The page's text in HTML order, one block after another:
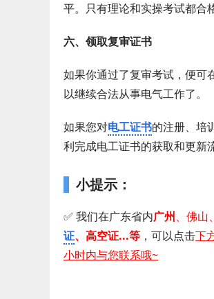
平。只有理论和实操考试都合
六、领取复审证书
如果你通过了复审考试，便可
以继续合法从事电气工作了。
如果您对电工证书的注册、培
利完成电工证书的获取和更新
小提示：
✅ 我们在广东省内广州、佛山
证、 高空证...等 ，可以点击下
小时内与您联系哦~